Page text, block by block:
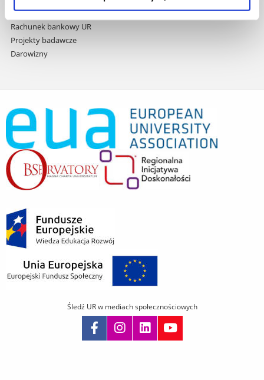
Deklaracja dostępności cyfrowej
Rachunek bankowy UR
Projekty badawcze
Darowizny
Śledź UR w mediach społecznościowych